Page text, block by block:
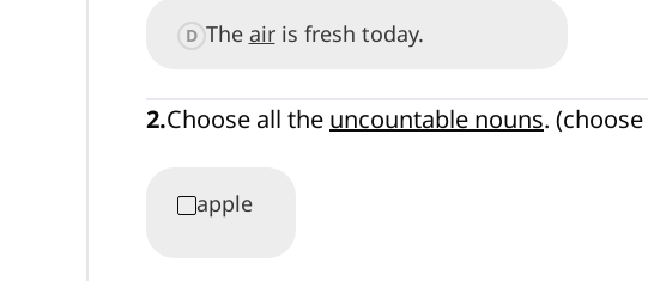
D The airis fresh today.
2.Choose all the uncountable nouns. (choose
apple